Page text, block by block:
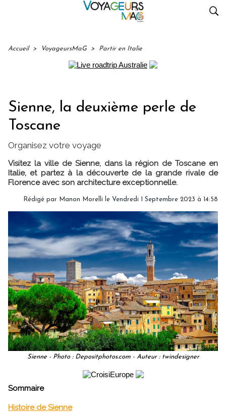
Accueil > VoyageursMaG > Partir en Italie
Sienne, la deuxième perle de
Toscane
Organisez votre voyage
Visitez la ville de Sienne, dans la région de Toscane en
Italie, et partez à la découverte de la grande rivale de
Florence avec son architecture exceptionnelle.
Rédigé par Manon Morelli le Vendredi 1 Septembre 2023 à 14:58
Sienne - Photo : Depositphotos.com - Auteur : twindesigner
Sommaire
Histoire de Sienne